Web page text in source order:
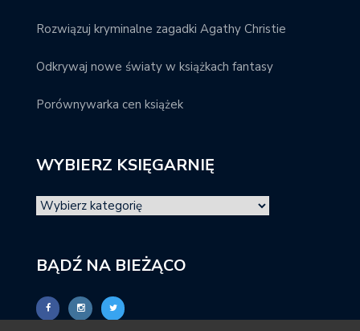
Rozwiązuj kryminalne zagadki Agathy Christie
Odkrywaj nowe światy w książkach fantasy
Porównywarka cen książek
WYBIERZ KSIĘGARNIĘ
BĄDŹ NA BIEŻĄCO